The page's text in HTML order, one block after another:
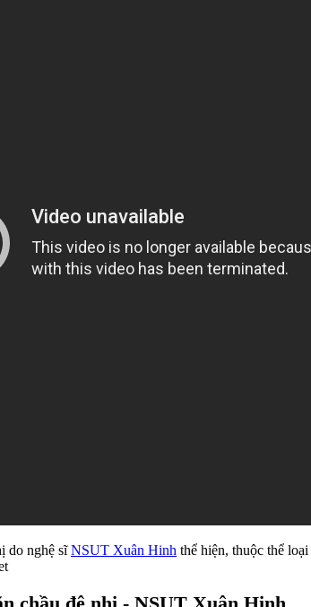
do nghệ sĩNSUT Xuân Hinh thể hiện, thuộc thể loại